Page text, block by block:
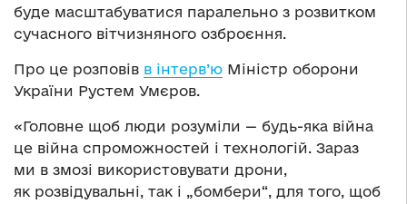
буде масштабуватися паралельно з розвитком
сучасного вітчизняного озброєння.
Про це розповів в інтерв’ю Міністр оборони
України Рустем Умєров.
«Головне щоб люди розуміли — будь-яка війна
це війна спроможностей і технологій. Зараз
ми в змозі використовувати дрони,
як розвідувальні, так і „бомбери“, для того, щоб